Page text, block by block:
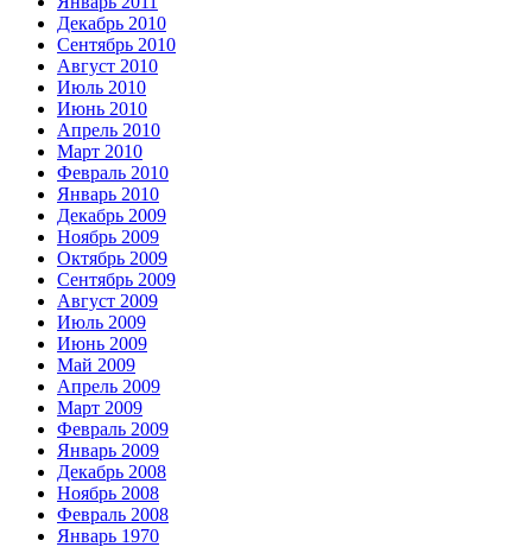
Декабрь 2010
Сентябрь 2010
Август 2010
Июль 2010
Июнь 2010
Апрель 2010
Март 2010
Февраль 2010
Январь 2010
Декабрь 2009
Ноябрь 2009
Октябрь 2009
Сентябрь 2009
Август 2009
Июль 2009
Июнь 2009
Май 2009
Апрель 2009
Март 2009
Февраль 2009
Январь 2009
Декабрь 2008
Ноябрь 2008
Февраль 2008
Январь 1970